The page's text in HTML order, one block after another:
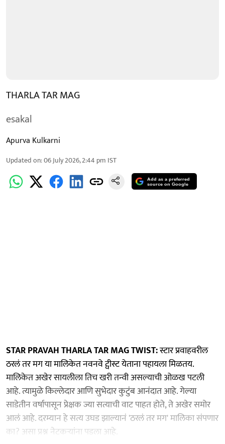
THARLA TAR MAG
esakal
Apurva Kulkarni
Updated on:06 July 2026, 2:44 pm IST
Add as a preferred
source on Google
STAR PRAVAH THARLA TAR MAG TWIST:स्टार प्रवाहवरील
ठरलं तर मग या मालिकेत नवनवे ट्वीस्ट येताना पहायला मिळतय.
मालिकेत अखेर सायलीला तिच खरी तन्वी असल्याची ओळख पटली
आहे. त्यामुळे किल्लेदार आणि सुभेदार कुटुंब आनंदात आहे. गेल्या
साडेतीन वर्षापासून प्रेक्षक ज्या सत्याची वाट पाहत होते, ते अखेर समोर
आलं आहे. दरम्यान हे सत्य उघड झाल्यानं 'ठरलं तर मग' मालिका संपणार
का? असा प्रश्न नेटकऱ्यांना पडला आहे.